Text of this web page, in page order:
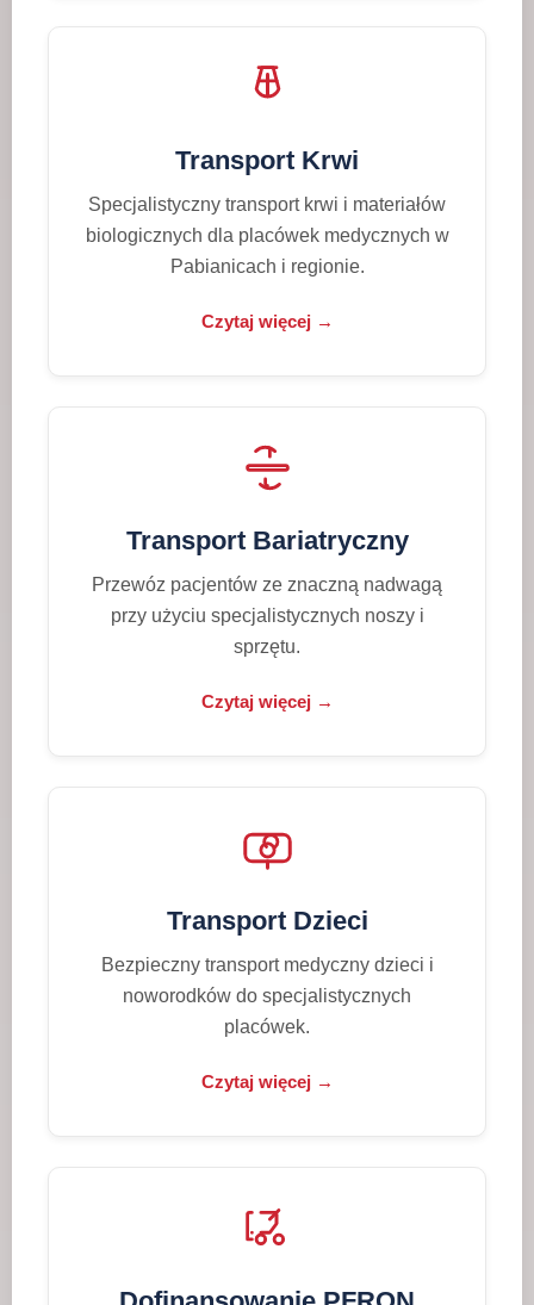
Transport Krwi
Specjalistyczny transport krwi i materiałów
biologicznych dla placówek medycznych w
Pabianicach i regionie.
Czytaj więcej →
Transport Bariatryczny
Przewóz pacjentów ze znaczną nadwagą
przy użyciu specjalistycznych noszy i
sprzętu.
Czytaj więcej →
Transport Dzieci
Bezpieczny transport medyczny dzieci i
noworodków do specjalistycznych
placówek.
Czytaj więcej →